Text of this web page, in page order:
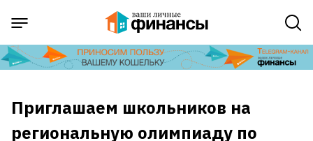
Приглашаем школьников на
региональную олимпиаду по